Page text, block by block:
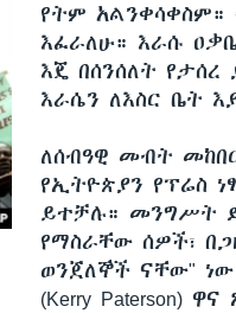
የትም
እፈራለሁ። እራሱ
እጄ በሰንሰለት
እራሴን ለእስር ቤት
ለሰብዓዊ መብት
የኢትዮጵያን የፕሬስ
ይተቻሉ። መንግሥት
የማስራቸው ሰዎች፣
ወንጀለኞች ናቸው"
(Kerry Paterson)